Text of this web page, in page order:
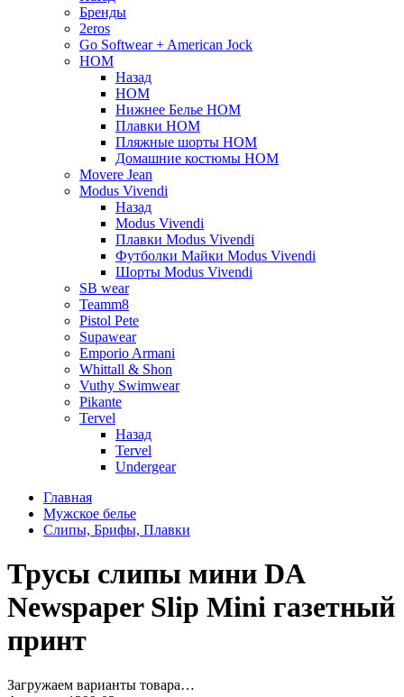
Бренды
2eros
Go Softwear + American Jock
HOM
Назад
HOM
Нижнее Белье HOM
Плавки HOM
Пляжные шорты HOM
Домашние костюмы HOM
Movere Jean
Modus Vivendi
Назад
Modus Vivendi
Плавки Modus Vivendi
Футболки Майки Modus Vivendi
Шорты Modus Vivendi
SB wear
Teamm8
Pistol Pete
Supawear
Emporio Armani
Whittall & Shon
Vuthy Swimwear
Pikante
Tervel
Назад
Tervel
Undergear
Главная
Мужское белье
Слипы, Брифы, Плавки
Трусы слипы мини DA
Newspaper Slip Mini газетный
принт
Загружаем варианты товара…